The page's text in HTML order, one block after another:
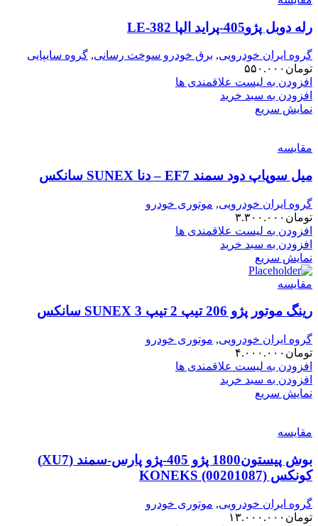
رله دوبل پژو405-پراید الپا LE-382
گروه ایران خودرویی, برق خودرو سوخت رسانی, گروه سایپایی
تومان ۵۵۰.۰۰۰
افزودن به لیست علاقمندی ها
افزودن به سبد خرید
نمایش سریع
مقایسه
میل سوپاپ دود سمند EF7 – دنا SUNEX سانکس
گروه ایران خودرویی, موتوری خودرو
تومان ۳.۳۰۰.۰۰۰
افزودن به لیست علاقمندی ها
افزودن به سبد خرید
نمایش سریع
مقایسه
رینگ موتور پژو 206 تیپ 2 تیپ 3 SUNEX سانکس
گروه ایران خودرویی, موتوری خودرو
تومان ۴.۰۰۰.۰۰۰
افزودن به لیست علاقمندی ها
افزودن به سبد خرید
نمایش سریع
مقایسه
بوش پیستون1800 پژو 405-پژو پارس-سمند (XU7)
کونکس KONEKS (00201087)
گروه ایران خودرویی, موتوری خودرو
تومان ۱۳.۰۰۰.۰۰۰